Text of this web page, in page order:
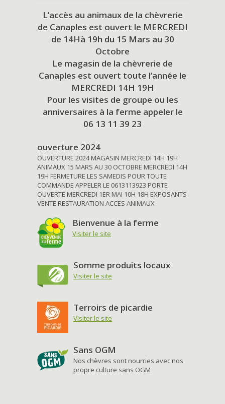
L’accès au animaux de la chèvrerie
de Canaples est ouvert le MERCREDI
de 14Hà 19h du 15 Mars au 30
Octobre
Le magasin de la chèvrerie de
Canaples est ouvert toute l’année le
MERCREDI 14H 19H
Pour les visites de groupe ou les
anniversaires à la ferme appeler le
06 13 11 39 23
ouverture 2024
OUVERTURE 2024 MAGASIN MERCREDI 14H 19H
ANIMAUX 15 MARS AU 30 OCTOBRE MERCREDI 14H
19H FERMETURE LES SAMEDIS POUR TOUTE
COMMANDE APPELER LE 0613113923 PORTE
OUVERTE MERCREDI 1ER MAI 10H 18H EXPOSANTS
VENTE RESTAURATION ACCES ANIMAUX
Bienvenue à la ferme
Visiter le site
Somme produits locaux
Visiter le site
Terroirs de picardie
Visiter le site
Sans OGM
Nos chèvres sont nourries avec nos
propre culture sans OGM